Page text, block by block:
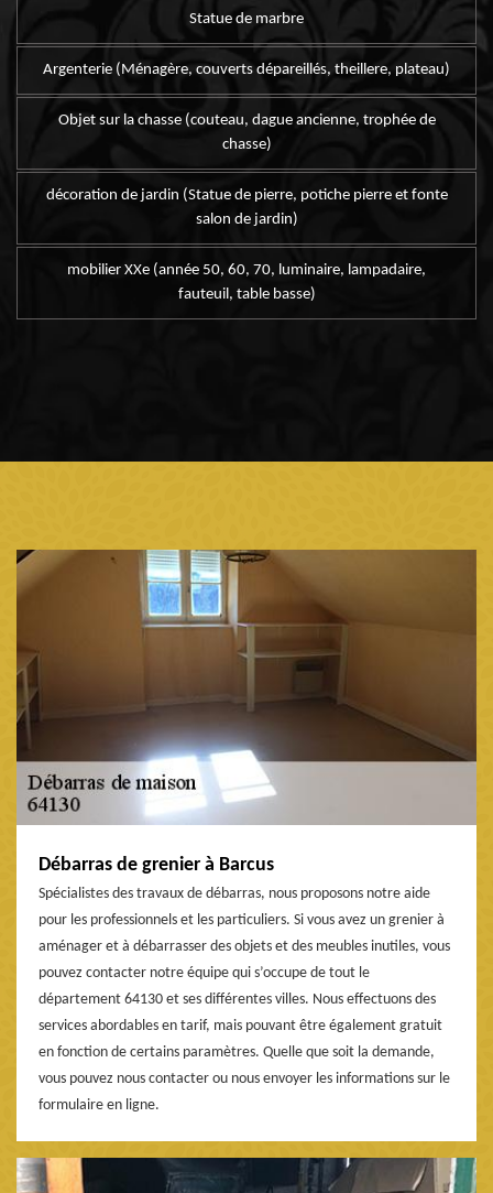
Statue de marbre
Argenterie (Ménagère, couverts dépareillés, theillere, plateau)
Objet sur la chasse (couteau, dague ancienne, trophée de
chasse)
décoration de jardin (Statue de pierre, potiche pierre et fonte
salon de jardin)
mobilier XXe (année 50, 60, 70, luminaire, lampadaire,
fauteuil, table basse)
Débarras de grenier à Barcus
Spécialistes des travaux de débarras, nous proposons notre aide
pour les professionnels et les particuliers. Si vous avez un grenier à
aménager et à débarrasser des objets et des meubles inutiles, vous
pouvez contacter notre équipe qui s’occupe de tout le
département 64130 et ses différentes villes. Nous effectuons des
services abordables en tarif, mais pouvant être également gratuit
en fonction de certains paramètres. Quelle que soit la demande,
vous pouvez nous contacter ou nous envoyer les informations sur le
formulaire en ligne.